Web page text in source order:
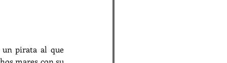
pirata al que